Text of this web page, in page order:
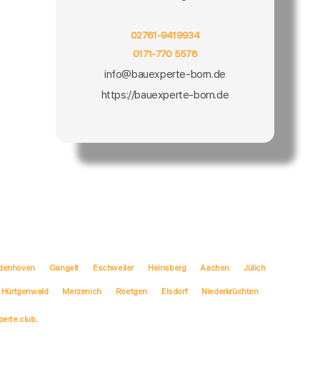
02761-9419934
0171-770 5578
info@bauexperte-born.de
https://bauexperte-born.de
Gangelt Eschweiler Heinsberg Aachen Jülich
Hürtgenwald Merzenich Roetgen Elsdorf Niederkrüchten
.